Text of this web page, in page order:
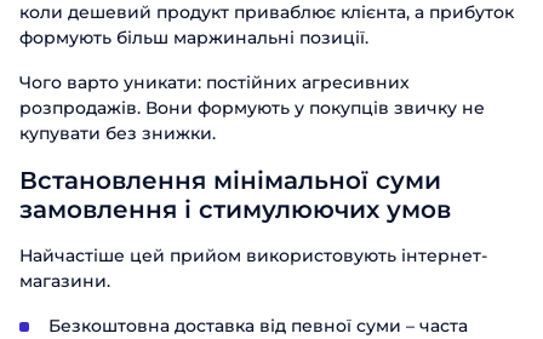
коли дешевий продукт приваблює клієнта, а прибуток
формують більш маржинальні позиції.
Чого варто уникати: постійних агресивних
розпродажів. Вони формують у покупців звичку не
купувати без знижки.
Встановлення мінімальної суми
замовлення і стимулюючих умов
Найчастіше цей прийом використовують інтернет-
магазини.
Безкоштовна доставка від певної суми – часта